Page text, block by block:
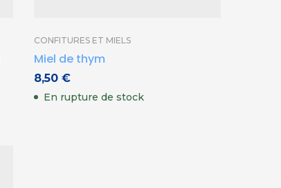
CONFITURES ET MIELS
Miel de thym
8,50 €
En rupture de stock